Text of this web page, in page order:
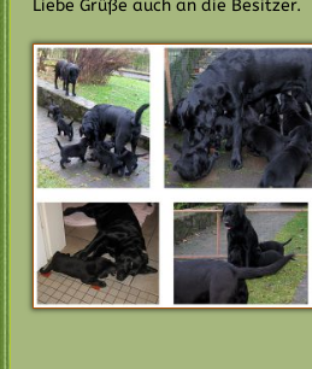
Liebe Grüße auch an die Besitzer.